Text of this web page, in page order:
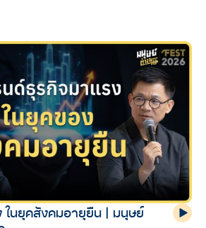
ในยุคสังคมอายุยืน | มนุษย์